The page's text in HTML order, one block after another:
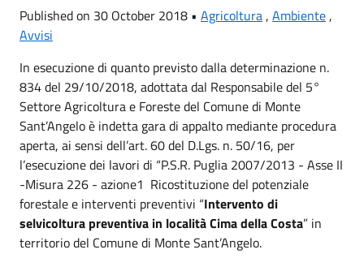
Published on 30 October 2018 • Agricoltura, Ambiente,
Avvisi
In esecuzione di quanto previsto dalla determinazione n.
834 del 29/10/2018, adottata dal Responsabile del 5°
Settore Agricoltura e Foreste del Comune di Monte
Sant’Angelo è indetta gara di appalto mediante procedura
aperta, ai sensi dell’art. 60 del D.Lgs. n. 50/16, per
l’esecuzione dei lavori di “P.S.R. Puglia 2007/2013 - Asse II
-Misura 226 - azione1 Ricostituzione del potenziale
forestale e interventi preventivi “Intervento di
selvicoltura preventiva in località Cima della Costa” in
territorio del Comune di Monte Sant’Angelo.